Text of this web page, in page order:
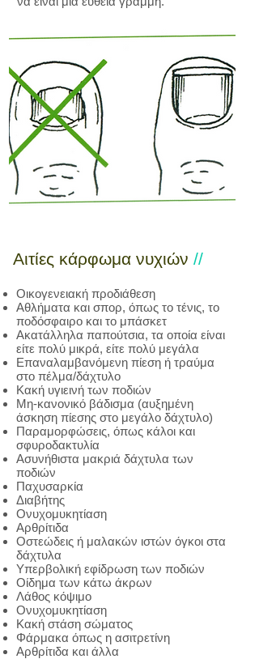
Αιτίες κάρφωμα νυχιών //
Οικογενειακή προδιάθεση
Αθλήματα και σπορ, όπως το τένις, το
ποδόσφαιρο και το μπάσκετ
Ακατάλληλα παπούτσια, τα οποία είναι
είτε πολύ μικρά, είτε πολύ μεγάλα
Επαναλαμβανόμενη πίεση ή τραύμα
στο πέλμα/δάχτυλο
Κακή υγιεινή των ποδιών
Μη-κανονικό βάδισμα (αυξημένη
άσκηση πίεσης στο μεγάλο δάχτυλο)
Παραμορφώσεις, όπως κάλοι και
σφυροδακτυλία
Ασυνήθιστα μακριά δάχτυλα των
ποδιών
Παχυσαρκία
Διαβήτης
Ονυχομυκητίαση
Αρθρίτιδα
Οστεώδεις ή μαλακών ιστών όγκοι στα
δάχτυλα
Υπερβολική εφίδρωση των ποδιών
Οίδημα των κάτω άκρων
Λάθος κόψιμο
Ονυχομυκητίαση
Κακή στάση σώματος
Φάρμακα όπως η ασιτρετίνη
Αρθρίτιδα και άλλα